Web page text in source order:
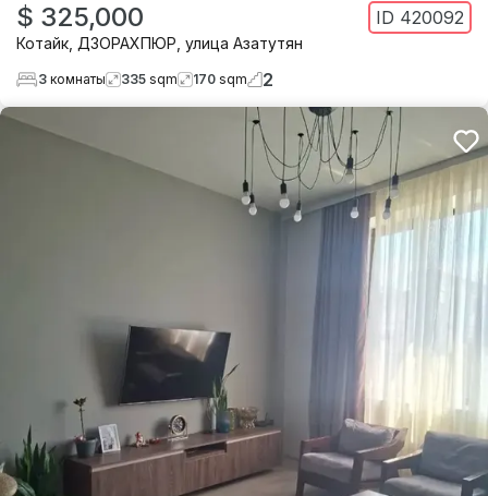
$ 325,000 ID 420092
Котайк ДЗОРАХПЮР улица Азатутян
3 комнаты 335 sqm 170 sqm 2